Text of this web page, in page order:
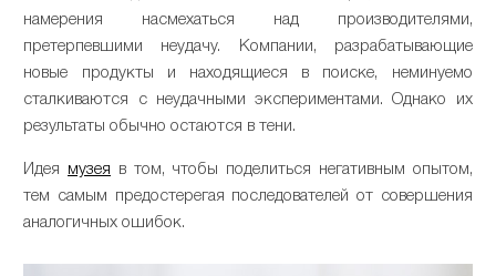
намерения насмехаться над производителями,
претерпевшими неудачу. Компании, разрабатывающие
новые продукты и находящиеся в поиске, неминуемо
сталкиваются с неудачными экспериментами. Однако их
результаты обычно остаются в тени.
Идея музея в том, чтобы поделиться негативным опытом,
тем самым предостерегая последователей от совершения
аналогичных ошибок.